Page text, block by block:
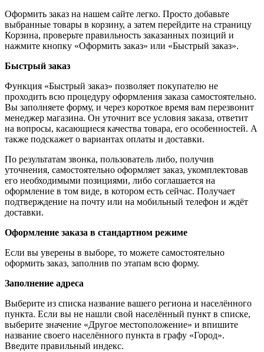
Оформить заказ на нашем сайте легко. Просто добавьте
выбранные товары в корзину, а затем перейдите на страницу
Корзина, проверьте правильность заказанных позиций и
нажмите кнопку «Оформить заказ» или «Быстрый заказ».
Быстрый заказ
Функция «Быстрый заказ» позволяет покупателю не
проходить всю процедуру оформления заказа самостоятельно.
Вы заполняете форму, и через короткое время вам перезвонит
менеджер магазина. Он уточнит все условия заказа, ответит
на вопросы, касающиеся качества товара, его особенностей. А
также подскажет о вариантах оплаты и доставки.
По результатам звонка, пользователь либо, получив
уточнения, самостоятельно оформляет заказ, укомплектовав
его необходимыми позициями, либо соглашается на
оформление в том виде, в котором есть сейчас. Получает
подтверждение на почту или на мобильный телефон и ждёт
доставки.
Оформление заказа в стандартном режиме
Если вы уверены в выборе, то можете самостоятельно
оформить заказ, заполнив по этапам всю форму.
Заполнение адреса
Выберите из списка название вашего региона и населённого
пункта. Если вы не нашли свой населённый пункт в списке,
выберите значение «Другое местоположение» и впишите
название своего населённого пункта в графу «Город».
Введите правильный индекс.